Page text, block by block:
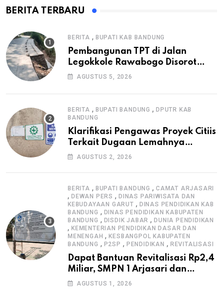
BERITA TERBARU
BERITA , BUPATI KAB BANDUNG
Pembangunan TPT di Jalan
Legokkole Rawabogo Disorot
Warga, Selesai Tanpa Papan
AGUSTUS 5, 2026
BERITA , BUPATI BANDUNG ,DPUTR KAB
BANDUNG
Klarifikasi Pengawas Proyek Citiis
Terkait Dugaan Lemahnya
Pengawasan K3
AGUSTUS 2, 2026
BERITA , BUPATI BANDUNG ,CAMAT ARJASARI
, DEWAN PERS , DINAS PARIWISATA DAN
KEBUDAYAAN GARUT , DINAS PENDIDIKAN KAB
BANDUNG , DINAS PENDIDIKAN KABUPATEN
BANDUNG , DISDIK JABAR ,DUNIA PENDIDIKAN
, KEMENTERIAN PENDIDIKAN DASAR DAN
MENENGAH ,KESBANGPOL KABUPATEN
BANDUNG , P2SP , PENDIDIKAN , REVITALISASI
Dapat Bantuan Revitalisasi Rp2,4
Miliar, SMPN 1 Arjasari dan
Masyarakat Sambut Antusias
AGUSTUS 1, 2026